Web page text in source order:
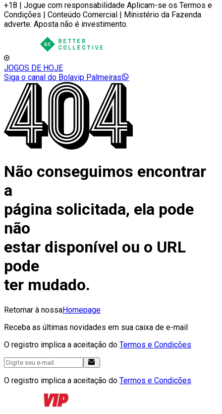
+18 | Jogue com responsabilidade Aplicam-se os Termos e
Condições | Conteúdo Comercial | Ministério da Fazenda
adverte: Aposta não é investimento.
JOGOS DE HOJE
Siga o canal do Bolavip Palmeiras
Não conseguimos encontrar
a
página solicitada, ela pode
não
estar disponível ou o URL
pode
ter mudado.
Retornar à nossaHomepage
Receba as últimas novidades em sua caixa de e-mail
O registro implica a aceitação do Termos e Condições
O registro implica a aceitação do Termos e Condições